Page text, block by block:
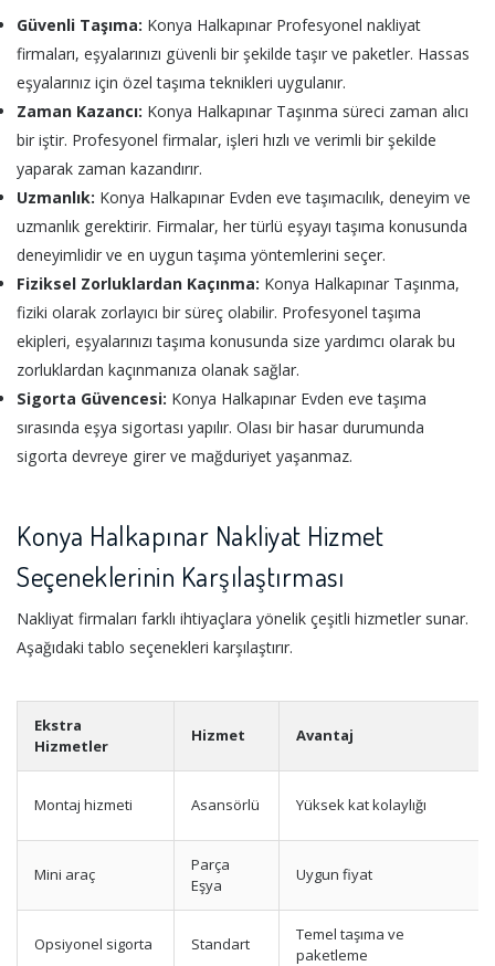
Güvenli Taşıma: Konya Halkapınar Profesyonel nakliyat
firmaları, eşyalarınızı güvenli bir şekilde taşır ve paketler. Hassas
eşyalarınız için özel taşıma teknikleri uygulanır.
Zaman Kazancı: Konya Halkapınar Taşınma süreci zaman alıcı
bir iştir. Profesyonel firmalar, işleri hızlı ve verimli bir şekilde
yaparak zaman kazandırır.
Uzmanlık: Konya Halkapınar Evden eve taşımacılık, deneyim ve
uzmanlık gerektirir. Firmalar, her türlü eşyayı taşıma konusunda
deneyimlidir ve en uygun taşıma yöntemlerini seçer.
Fiziksel Zorluklardan Kaçınma: Konya Halkapınar Taşınma,
fiziki olarak zorlayıcı bir süreç olabilir. Profesyonel taşıma
ekipleri, eşyalarınızı taşıma konusunda size yardımcı olarak bu
zorluklardan kaçınmanıza olanak sağlar.
Sigorta Güvencesi: Konya Halkapınar Evden eve taşıma
sırasında eşya sigortası yapılır. Olası bir hasar durumunda
sigorta devreye girer ve mağduriyet yaşanmaz.
Konya Halkapınar Nakliyat Hizmet
Seçeneklerinin Karşılaştırması
Nakliyat firmaları farklı ihtiyaçlara yönelik çeşitli hizmetler sunar.
Aşağıdaki tablo seçenekleri karşılaştırır.
Ekstra
Hizmetler
Hizmet Avantaj
Montaj hizmeti Asansörlü Yüksek kat kolaylığı
Mini araç
Parça
Eşya
Uygun fiyat
Opsiyonel sigorta Standart
Temel taşıma ve
paketleme